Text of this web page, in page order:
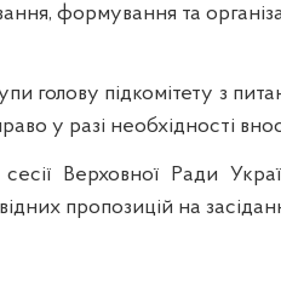
формування та
голову підкомітету з
у разі необхідності
Верховної Ради
пропозицій на